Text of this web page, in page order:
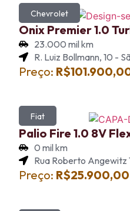
Chevrolet
Onix Premier 1.0
23.000 mil km
R. Luiz Bollmann, 10 -
Preço:
Fiat
Palio Fire 1.0 8V
0 mil km
Rua Roberto Angewitz
Preço: R$25.900,00